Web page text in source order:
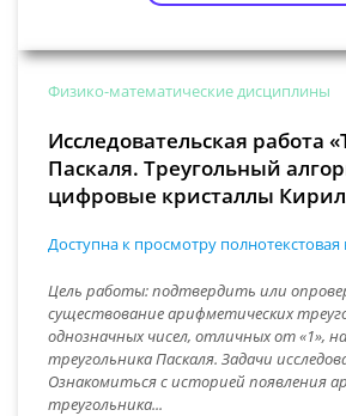
Физико-математические дисциплины
Исследовательская работа
Паскаля. Треугольный
цифровые кристаллы
Доступна к просмотру
Цель работы: подтвердить или
существование арифметических
однозначных чисел, отличных от «1»,
треугольника Паскаля. Задачи
Ознакомиться с историей появления
треугольника...